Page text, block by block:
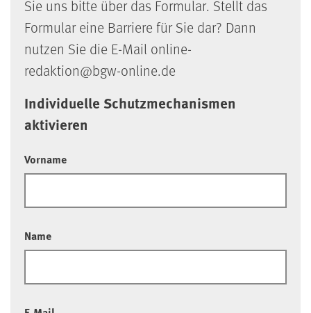
Sie uns bitte über das Formular. Stellt das
Formular eine Barriere für Sie dar? Dann
nutzen Sie die E-Mail online-
redaktion@bgw-online.de
Individuelle Schutzmechanismen
aktivieren
Vorname
Name